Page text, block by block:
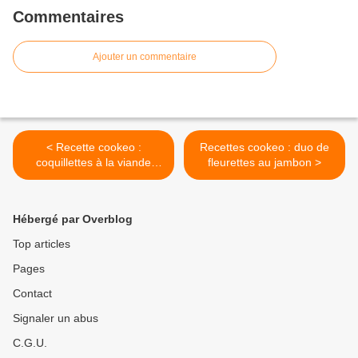
Commentaires
Ajouter un commentaire
< Recette cookeo :
coquillettes à la viande
hachée
Recettes cookeo : duo de
fleurettes au jambon >
Hébergé par Overblog
Top articles
Pages
Contact
Signaler un abus
C.G.U.